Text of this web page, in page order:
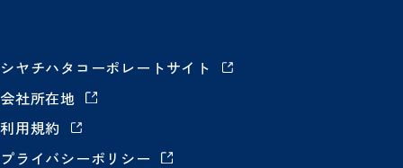
シヤチハタコーポレートサイト
会社所在地
利用規約
プライバシーポリシー